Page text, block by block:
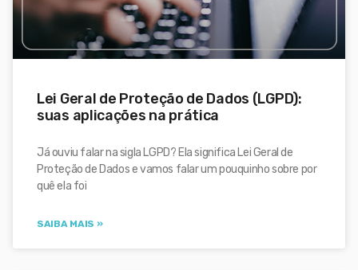
Lei Geral de Proteção de Dados (LGPD):
suas aplicações na prática
Já ouviu falar na sigla LGPD? Ela significa Lei Geral de
Proteção de Dados e vamos falar um pouquinho sobre por
quê ela foi
SAIBA MAIS »